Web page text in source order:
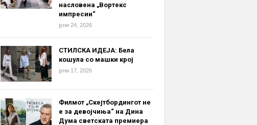
насловена „Вортекс
импресии“
јуни 24, 2026
СТИЛСКА ИДЕЈА: Бела
кошула со машки крој
јуни 17, 2026
Филмот „Скејтбордингот не
е за девојчиња“ на Дина
Дума светската премиера